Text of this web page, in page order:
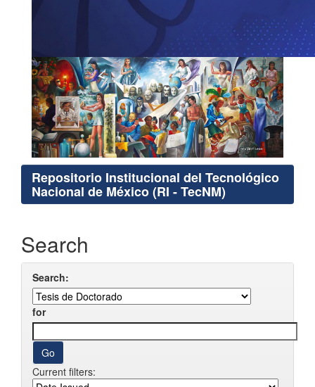
Repositorio Institucional del Tecnológico
Nacional de México (RI - TecNM)
Search
Search:
for
Current filters: